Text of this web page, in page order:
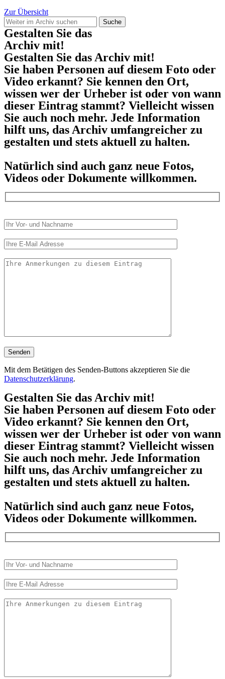
Zur Übersicht
Suche
Gestalten Sie das
Archiv mit!
Gestalten Sie das Archiv mit!
Sie haben Personen auf diesem Foto oder
Video erkannt? Sie kennen den Ort,
wissen wer der Urheber ist oder von wann
dieser Eintrag stammt? Vielleicht wissen
Sie auch noch mehr. Jede Information
hilft uns, das Archiv umfangreicher zu
gestalten und stets aktuell zu halten.
Natürlich sind auch ganz neue Fotos,
Videos oder Dokumente willkommen.
Mit dem Betätigen des Senden-Buttons akzeptieren Sie die
Datenschutzerklärung.
Gestalten Sie das Archiv mit!
Sie haben Personen auf diesem Foto oder
Video erkannt? Sie kennen den Ort,
wissen wer der Urheber ist oder von wann
dieser Eintrag stammt? Vielleicht wissen
Sie auch noch mehr. Jede Information
hilft uns, das Archiv umfangreicher zu
gestalten und stets aktuell zu halten.
Natürlich sind auch ganz neue Fotos,
Videos oder Dokumente willkommen.